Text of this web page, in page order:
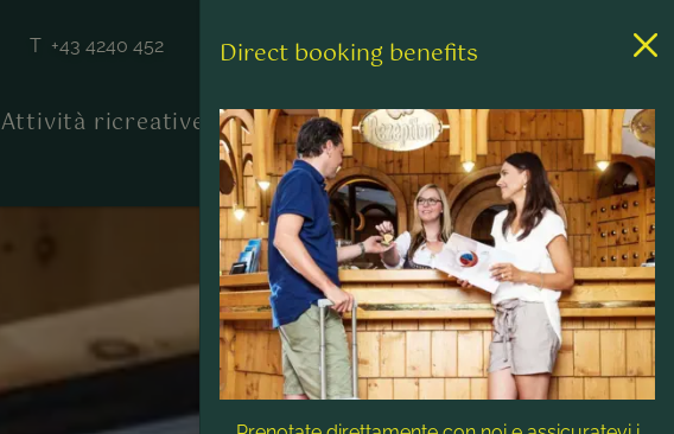
T +43 4240 452
Attività ricreative Contatto & Assistenza
Direct booking benefits